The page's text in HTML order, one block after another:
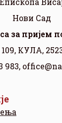
Нови Сад
за пријем
КУЛА,
983,